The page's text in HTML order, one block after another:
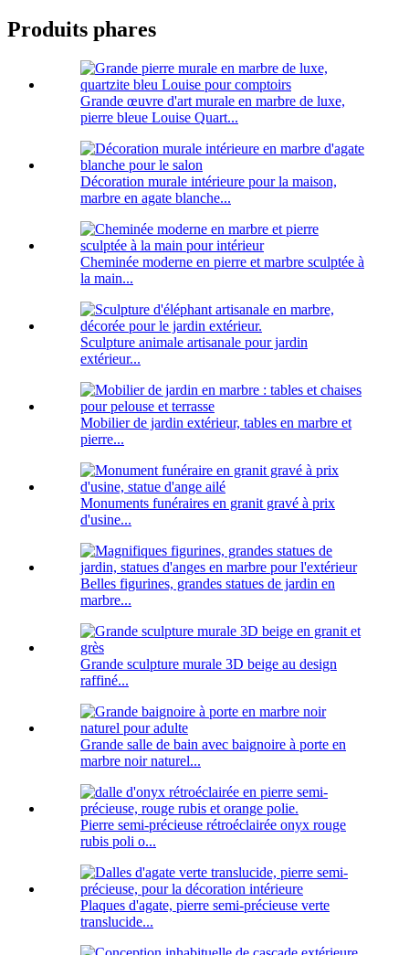
Produits phares
Grande œuvre d'art murale en marbre de luxe,
pierre bleue Louise Quart...
Décoration murale intérieure pour la maison,
marbre en agate blanche...
Cheminée moderne en pierre et marbre sculptée à
la main...
Sculpture animale artisanale pour jardin
extérieur...
Mobilier de jardin extérieur, tables en marbre et
pierre...
Monuments funéraires en granit gravé à prix
d'usine...
Belles figurines, grandes statues de jardin en
marbre...
Grande sculpture murale 3D beige au design
raffiné...
Grande salle de bain avec baignoire à porte en
marbre noir naturel...
Pierre semi-précieuse rétroéclairée onyx rouge
rubis poli o...
Plaques d'agate, pierre semi-précieuse verte
translucide...